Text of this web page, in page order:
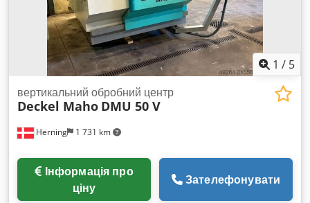
1 / 5
Herning 1 731 km
вертикальний обробний центр
Deckel Maho DMU 50 V
ціну
Зателефонувати